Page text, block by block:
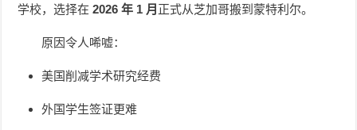
学校，选择在2026 年 1 月 正式从芝加哥搬到蒙特利尔。
原因令人唏嘘：
美国削减学术研究经费
外国学生签证更难